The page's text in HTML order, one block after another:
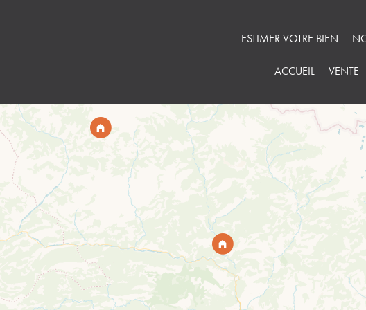
ESTIMER VOTRE BIEN
ACCUEIL VENTE